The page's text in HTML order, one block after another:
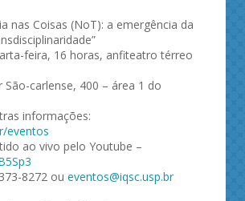
nas Coisas (NoT): a emergência da
feira, 16 horas, anfiteatro térreo
São-carlense, 400 – área 1 do
informações:
eventos
ao vivo pelo Youtube –
8272 ou eventos@iqsc.usp.br